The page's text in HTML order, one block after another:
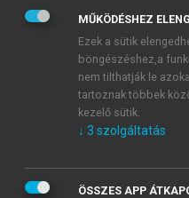
Adatkezelési
veszem és elfogadom.
Általános vásárlási
mersz.huoldalak
tudomásul veszem és
MŰKÖDÉSHEZ
Ezek a sütik
böngészéshez,a
nem tilthatják le
tartoznak többek
kezelő sütik.
↓ 3 szolgáltatás
ÖSSZES APP